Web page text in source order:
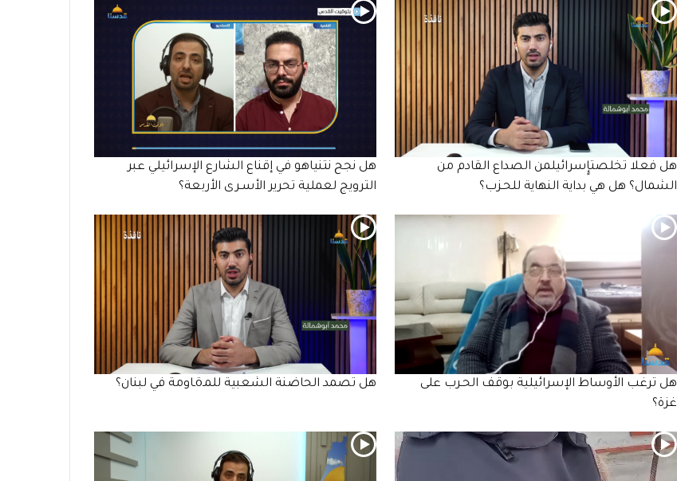
هل فعلا تخلصتإٍسرائيلمن الصداع القادم من
الشمال؟ هل هي بداية النهاية للحـزب؟
هل نجح نتنياهو في إقناع الشارع الإسرائيلي عبر
الترويج لعملية تحرير الأسـرى الأربعة؟
هل ترغب الأوساط الإسرائيلية بوقف الحـرب على
غزة؟
هل تصمد الحاضنة الشعبية للمـöـاومة في لبنان؟